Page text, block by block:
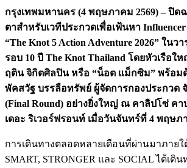
กรุงเทพมหานคร (4 พฤษภาคม 2569) – ปิด
ตาสำหรับเวทีประกวดเพื่อเฟ้นหา
“The Knot 5 Action Adventure 2026” ในว
รอบ 10 ปี The Knot Thailand โดยหัวเรือ
ฤติน จิกิตศิลปิน หรือ “น็อต แม็กซิม” พร้อม
พัคสวัฐ บรรลือทรัพย์ ผู้จัดการกองประกวด
(Final Round) อย่างยิ่งใหญ่ ณ คาลิปโซ่ คา
เดอะ ริเวอร์ฟรอนท์ เมื่อวันจันทร์ที่ 4 พฤษ
การเดินทางตลอดหลายเดือนที่ผ่านมาภาย
SMART, STRONGER และ SOCIAL ได้เดิ